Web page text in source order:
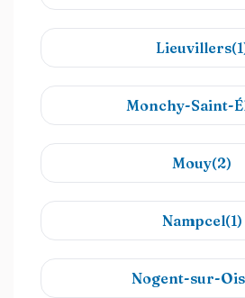
Monchy-Saint-
Mouy(2)
Nampcel(1)
Nogent-sur-